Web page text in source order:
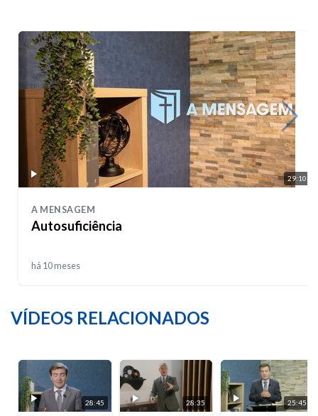
29:10
A MENSAGEM
Autosuficiência
há 10 meses
VÍDEOS RELACIONADOS
28:45 28:35 25:45